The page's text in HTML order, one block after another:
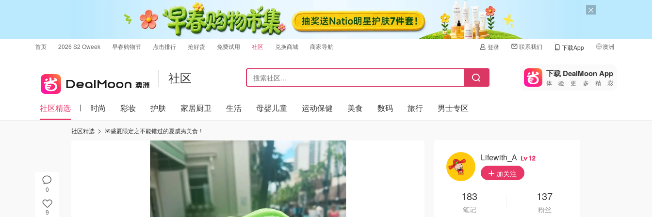
首页 2026 S2 Oweek 早春购物节 点击排行 抢好货 免费试用 社区 兑换商城 商家导航 登录 联系我们 下载App 澳洲
🇺🇸
🇨🇳 中国
🇮🇹
社区 下载 DealMoon App
体验更多精彩
社区精选 时尚 彩妆 护肤 家居厨卫 生活 母婴儿童 运动保健 美食 数码 旅行 男士专区
0
9
社区精选 🌺盛夏限定之不能错过的夏威夷美食！
Lifewith_A 12
加关注
183
笔记
137
粉丝